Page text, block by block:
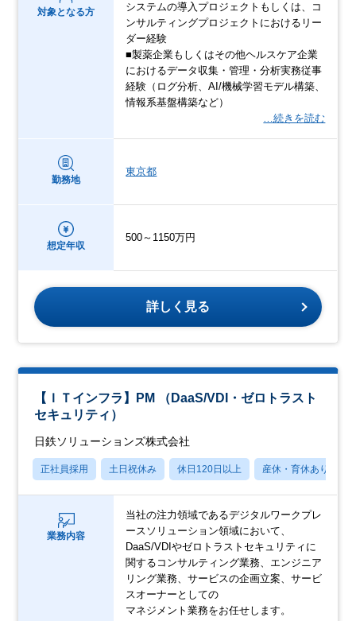
対象となる方
システムの導入プロジェクトもしくは、コ
ンサルティングプロジェクトにおけるリー
ダー経験
■製薬企業もしくはその他ヘルスケア企業
におけるデータ収集・管理・分析実務従事
経験（ログ分析、AI/機械学習モデル構築、
情報系基盤構築など）
…続きを読む
勤務地
東京都
想定年収
500～1150万円
詳しく見る
【ＩＴインフラ】PM （DaaS/VDI・ゼロトラスト
セキュリティ）
日鉄ソリューションズ株式会社
正社員採用 土日祝休み 休日120日以上 産休・育休あり
業務内容
当社の注力領域であるデジタルワークプレ
ースソリューション領域において、
DaaS/VDIやゼロトラストセキュリティに
関するコンサルティング業務、エンジニア
リング業務、サービスの企画立案、サービ
スオーナーとしての
マネジメント業務をお任せします。